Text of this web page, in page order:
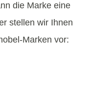
die Marke eine
stellen wir Ihnen
Marken vor: